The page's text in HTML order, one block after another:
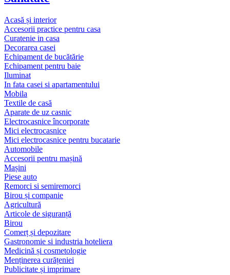
Acasă și interior
Accesorii practice pentru casa
Curatenie in casa
Decorarea casei
Echipament de bucătărie
Echipament pentru baie
Iluminat
In fata casei si apartamentului
Mobila
Textile de casă
Aparate de uz casnic
Electrocasnice încorporate
Mici electrocasnice
Mici electrocasnice pentru bucatarie
Automobile
Accesorii pentru mașină
Mașini
Piese auto
Remorci si semiremorci
Birou și companie
Agricultură
Articole de siguranță
Birou
Comerț și depozitare
Gastronomie si industria hoteliera
Medicină și cosmetologie
Menținerea curățeniei
Publicitate și imprimare